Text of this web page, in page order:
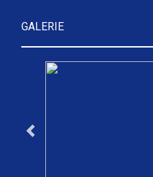
GALERIE